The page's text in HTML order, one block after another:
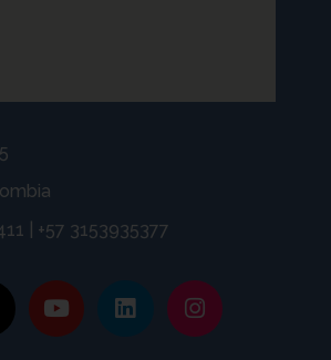
| +57 3153935377